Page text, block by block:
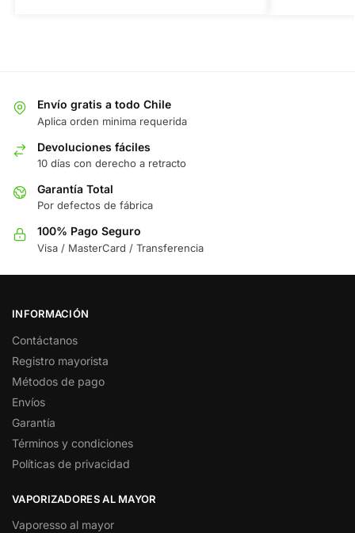
Envío gratis a todo Chile
Aplica orden minima requerida
Devoluciones fáciles
10 días con derecho a retracto
Garantía Total
Por defectos de fábrica
100% Pago Seguro
Visa / MasterCard / Transferencia
INFORMACIÓN
Contáctanos
Registro mayorista
Métodos de pago
Envíos
Garantía
Términos y condiciones
Políticas de privacidad
VAPORIZADORES AL MAYOR
Vaporesso al mayor